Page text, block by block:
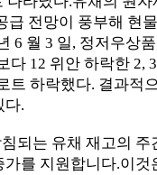
급 전망이 풍부해 현
6 월 3 일, 정저우상
다 12 위안 하락한 2,
트 하락했다. 결과적
다.
되는 유채 재고의 주
를 지원합니다.이것